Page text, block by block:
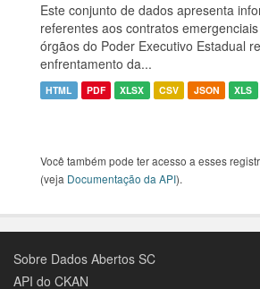
Este conjunto de dados apresenta
referentes aos contratos
órgãos do Poder Executivo Estadual
enfrentamento da...
HTML PDF XLSX CSV JSON XLS
Você também pode ter acesso a esses
(veja Documentação da API).
Sobre Dados Abertos SC
API do CKAN